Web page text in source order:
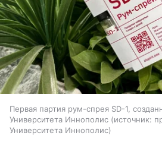
Первая партия рум-спрея SD-1,
Университета Иннополис
источник:
Университета Иннополис